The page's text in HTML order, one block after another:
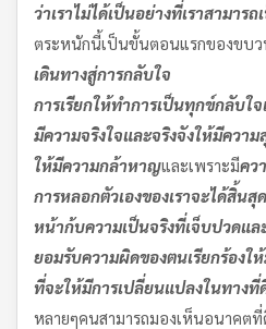
ว่าเราไม่ได้เป็นอย่างที่เราสามาร
ตระหนักนี้เป็นขั้นตอนแรกของขบว
เดินทางสู่การกลับใจ
การเรียกให้ทำการเป็นทุกข์กลับใจ
มีความจริงใจและจริงจังให้มีความ
ให้มีความกล้าหาญและเพราะมีคว
การหลอกตัวเองของเราจะได้สิ้นสุ
หน้าก้บความเป็นจริงที่เจ็บปวดแล
ยอมรับความผิดของตนเรียกร้องใ
ที่จะให้มีการเปลี่ยนแปลงในทางที่
หลายๆคนสามารถมองเห็นอนาคต